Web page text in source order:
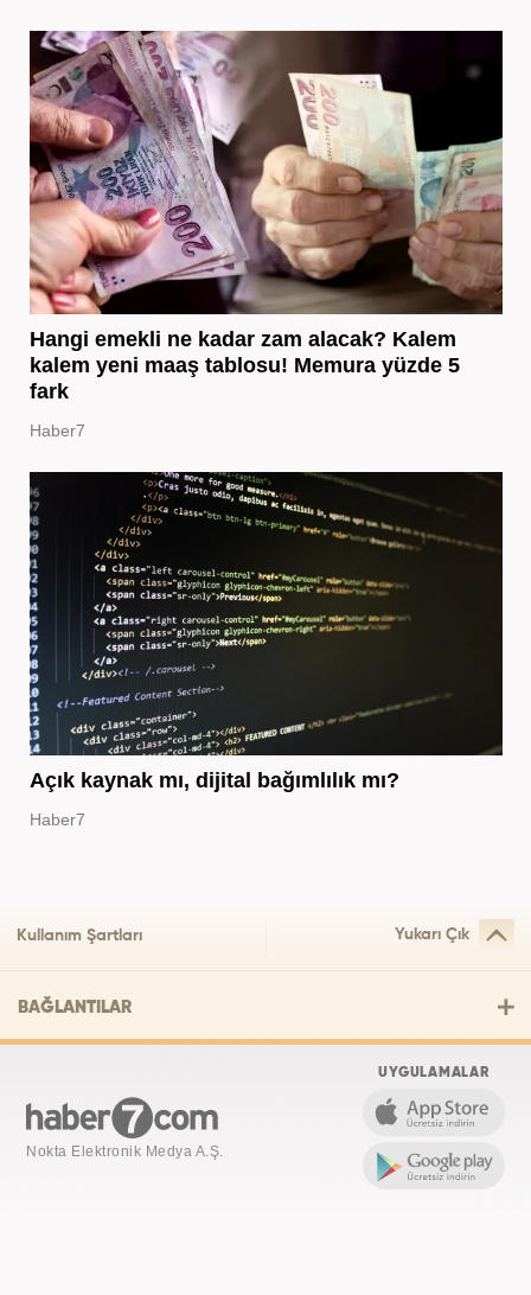
Hangi emekli ne kadar zam alacak? Kalem
kalem yeni maaş tablosu! Memura yüzde 5
fark
Haber7
Açık kaynak mı, dijital bağımlılık mı?
Haber7
Kullanım Şartları Yukarı Çık
BAĞLANTILAR
Nokta Elektronik Medya A.Ş.
UYGULAMALAR